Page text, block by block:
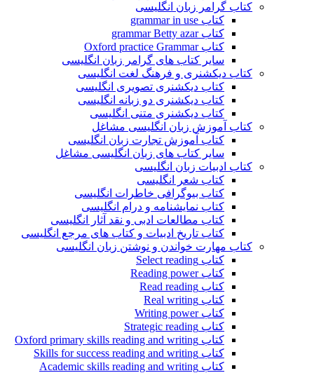
کتاب گرامر زبان انگلیسی
کتاب grammar in use
کتاب grammar Betty azar
کتاب Oxford practice Grammar
سایر کتاب های گرامر زبان انگلیسی
کتاب دیکشنری و فرهنگ لغت انگلیسی
کتاب دیکشنری تصویری انگلیسی
کتاب دیکشنری دو زبانه انگلیسی
کتاب دیکشنری متنی انگلیسی
کتاب آموزش زبان انگلیسی مشاغل
کتاب آموزش تجارت زبان انگلیسی
سایر کتاب های زبان انگلیسی مشاغل
کتاب ادبیات زبان انگلیسی
کتاب شعر انگلیسی
کتاب بیوگرافی خاطرات انگلیسی
کتاب نمایشنامه و درام انگلیسی
کتاب مطالعات ادبی و نقد آثار انگلیسی
کتاب تاریخ ادبیات و کتاب های مرجع انگلیسی
کتاب مهارت خواندن و نوشتن زبان انگلیسی
کتاب Select reading
کتاب Reading power
کتاب Read reading
کتاب Real writing
کتاب Writing power
کتاب Strategic reading
کتاب Oxford primary skills reading and writing
کتاب Skills for success reading and writing
کتاب Academic skills reading and writing